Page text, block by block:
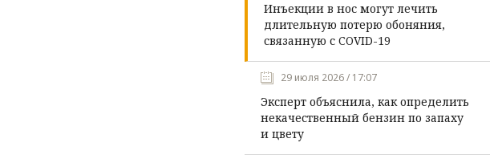
Инъекции в нос могут лечить
длительную потерю обоняния,
связанную с COVID-19
29 июля 2026 / 17:07
Эксперт объяснила, как определить
некачественный бензин по запаху
и цвету